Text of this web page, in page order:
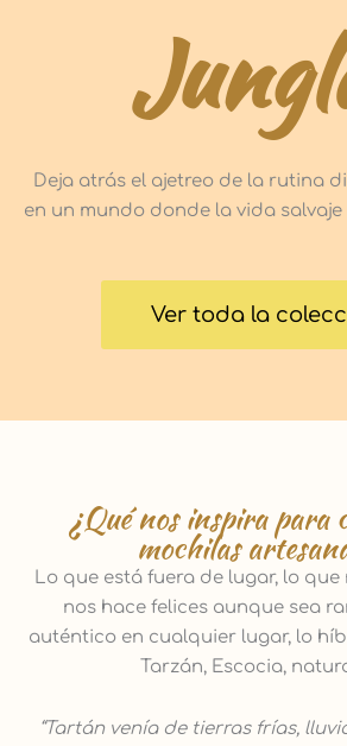
Deja atrás el ajetreo de la rutina
en un mundo donde la vida
Ver toda la
¿Qué nos inspira para
mochilas
Lo que está fuera de lugar, lo que
nos hace felices aunque sea
auténtico en cualquier lugar, lo
Tarzán, Escocia,
“Tartán venía de tierras frías,